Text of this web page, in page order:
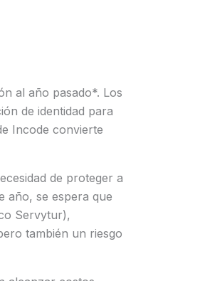
al año pasado*. Los
de identidad para
Incode convierte
de proteger a
año, se espera que
Servytur),
también un riesgo